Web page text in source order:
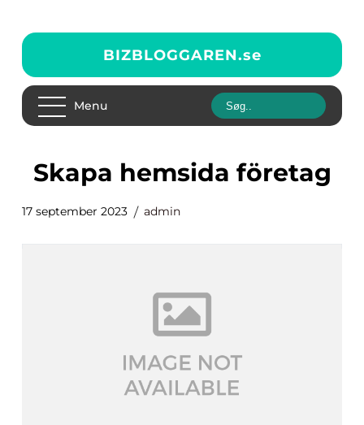
BIZBLOGGAREN.se
Menu
skapa hemsida företag
17 september 2023 admin